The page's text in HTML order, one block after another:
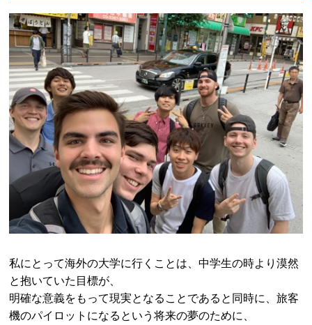
私にとって海外の大学に行くことは、中学生の時より漠然
と抱いていた目標が、
明確な意義をもって現実となることであると同時に、旅客
機のパイロットになるという将来の夢のために、